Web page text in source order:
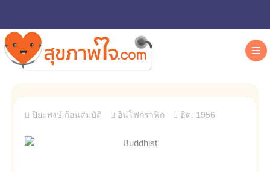
ปิยะพงษ์ ก้อนสมบัติ อินโฟกราฟิก ฮิต: 1956